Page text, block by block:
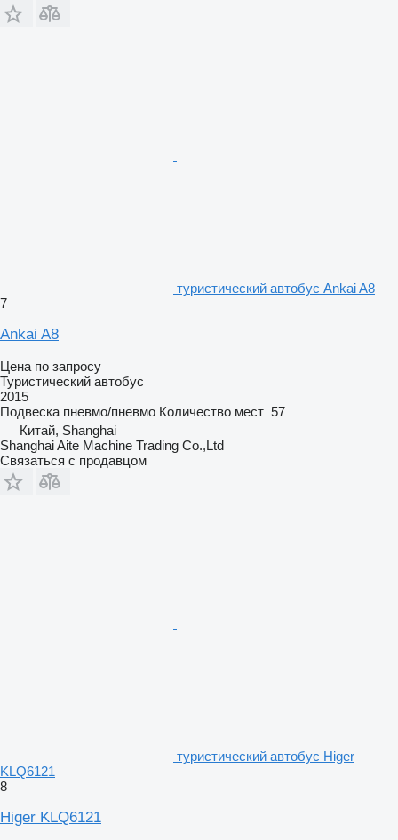
туристический автобус Ankai A8
7
Ankai A8
Цена по запросу
Туристический автобус
2015
Подвеска пневмо/пневмо Количество мест 57
Китай, Shanghai
Shanghai Aite Machine Trading Co.,Ltd
Связаться с продавцом
туристический автобус Higer
KLQ6121
8
Higer KLQ6121